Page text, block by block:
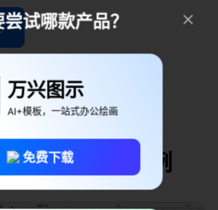
的 AI 图表示例
试哪款产品？
万兴图示
AI+模板，一站式办公绘画
免费下载